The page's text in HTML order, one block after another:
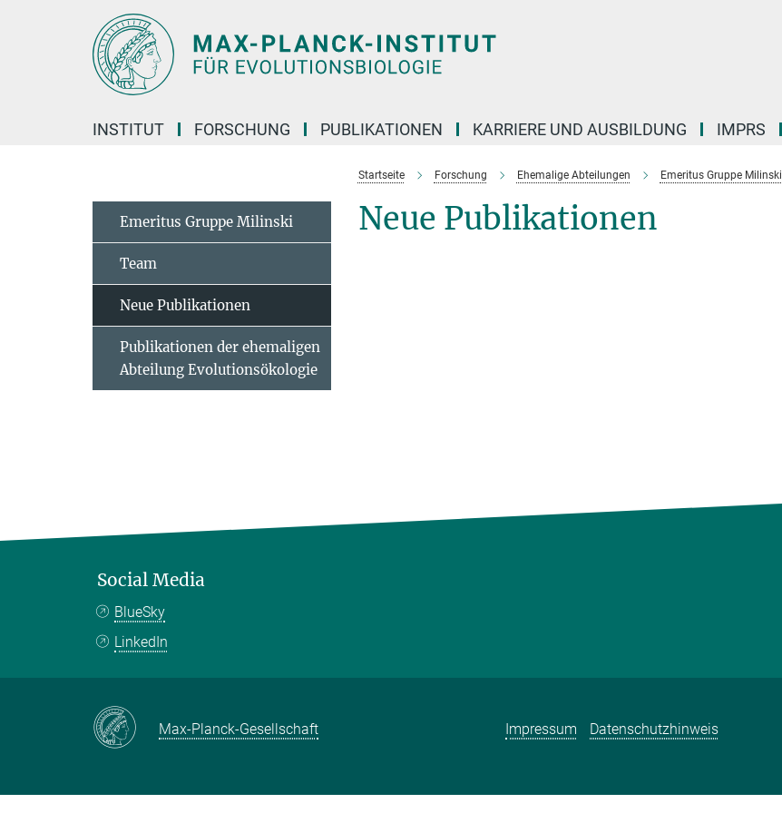
INSTITUT FORSCHUNG PUBLIKATIONEN KARRIERE UND AUSBILDUNG IMPRS
Startseite Forschung Ehemalige Abteilungen Emeritus Gruppe Milinski
Neue Publikationen
Emeritus Gruppe Milinski
Team
Neue Publikationen
Publikationen der ehemaligen
Abteilung Evolutionsökologie
Social Media
BlueSky
LinkedIn
Max-Planck-Gesellschaft Impressum Datenschutzhinweis